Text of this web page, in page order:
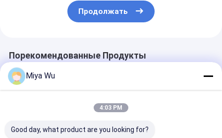
Продолжать
Порекомендованные Продукты
Miya Wu
4:03 PM
Good day, what product are you looking for?